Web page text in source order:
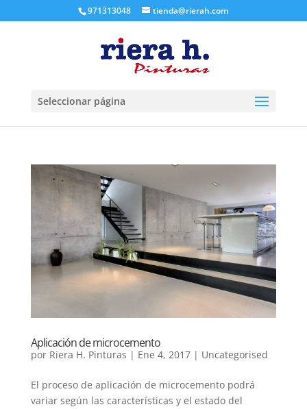
971313048 tienda@rierah.com
Seleccionar página
Aplicación de microcemento
por Riera H. Pinturas | Ene 4, 2017| Uncategorised
El proceso de aplicación de microcemento podrá
variar según las características y el estado del